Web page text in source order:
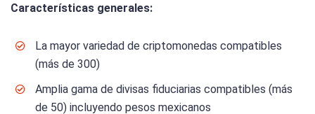
Características generales:
La mayor variedad de criptomonedas compatibles
(más de 300)
Amplia gama de divisas fiduciarias compatibles (más
de 50) incluyendo pesos mexicanos